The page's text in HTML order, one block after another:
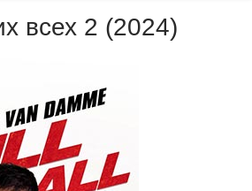
всех 2 (2024)